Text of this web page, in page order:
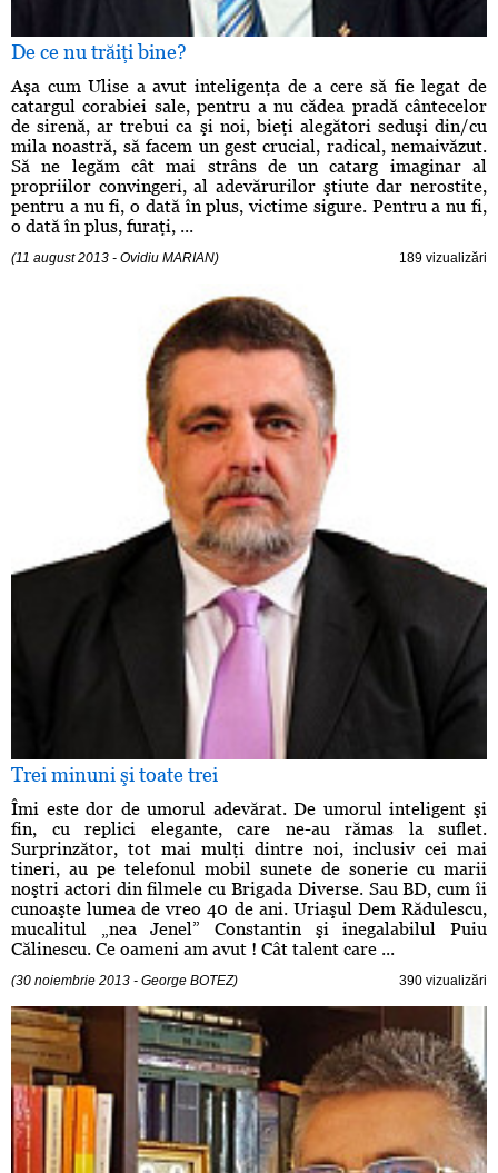
De ce nu trăiţi bine?
Aşa cum Ulise a avut inteligenţa de a cere să fie legat de
catargul corabiei sale, pentru a nu cădea pradă cântecelor
de sirenă, ar trebui ca şi noi, bieţi alegători seduşi din/cu
mila noastră, să facem un gest crucial, radical, nemaivăzut.
Să ne legăm cât mai strâns de un catarg imaginar al
propriilor convingeri, al adevărurilor ştiute dar nerostite,
pentru a nu fi, o dată în plus, victime sigure. Pentru a nu fi,
o dată în plus, furaţi, ...
(11 august 2013 - Ovidiu MARIAN) 189 vizualizări
Trei minuni şi toate trei
Îmi este dor de umorul adevărat. De umorul inteligent şi
fin, cu replici elegante, care ne-au rămas la suflet.
Surprinzător, tot mai mulţi dintre noi, inclusiv cei mai
tineri, au pe telefonul mobil sunete de sonerie cu marii
noştri actori din filmele cu Brigada Diverse. Sau BD, cum îi
cunoaşte lumea de vreo 40 de ani. Uriaşul Dem Rădulescu,
mucalitul „nea Jenel” Constantin şi inegalabilul Puiu
Călinescu. Ce oameni am avut ! Cât talent care ...
(30 noiembrie 2013 - George BOTEZ) 390 vizualizări